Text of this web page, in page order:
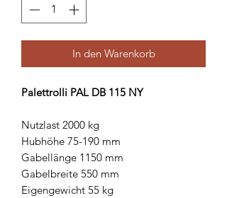
In den Warenkorb
Palettrolli PAL DB 115 NY
Nutzlast 2000 kg
Hubhöhe 75-190 mm
Gabellänge 1150 mm
Gabelbreite 550 mm
Eigengewicht 55 kg